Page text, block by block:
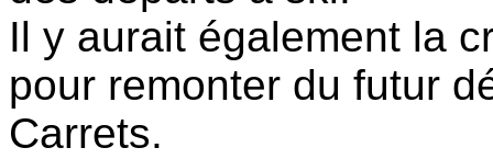
Il y aurait également la
pour remonter du futur
Carrets.